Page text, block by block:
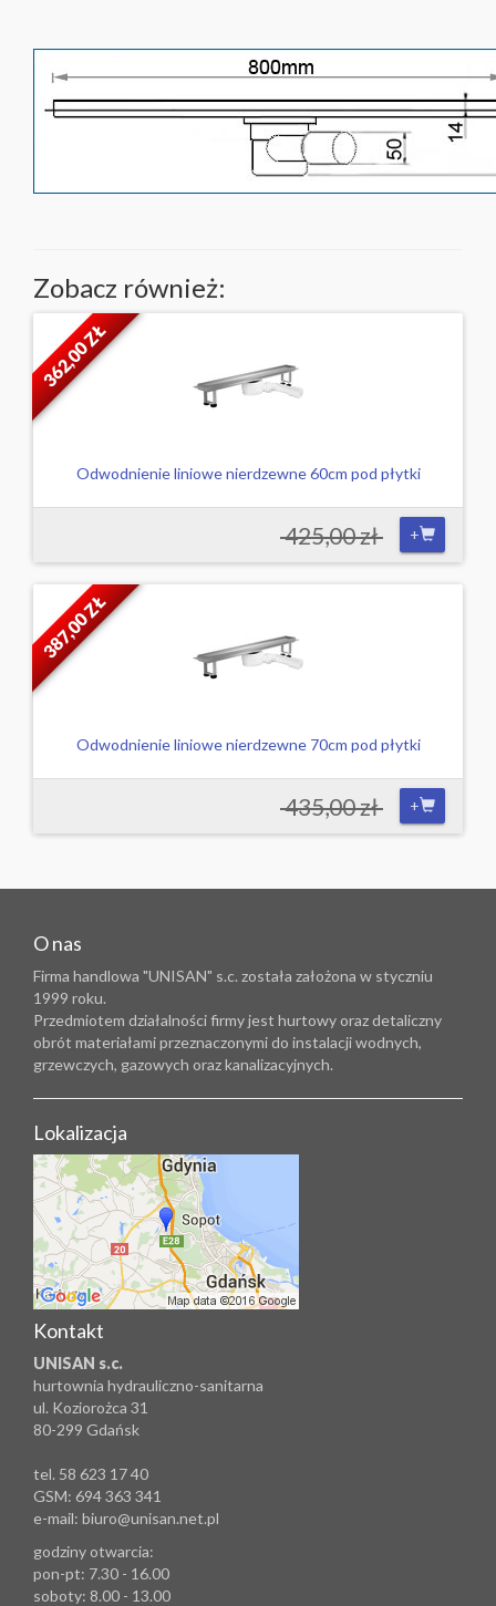
Zobacz również:
362,00 ZŁ
Odwodnienie liniowe nierdzewne 60cm pod płytki
425,00 zł +
387,00 ZŁ
Odwodnienie liniowe nierdzewne 70cm pod płytki
435,00 zł +
O nas
Firma handlowa "UNISAN" s.c. została założona w styczniu
1999 roku.
Przedmiotem działalności firmy jest hurtowy oraz detaliczny
obrót materiałami przeznaczonymi do instalacji wodnych,
grzewczych, gazowych oraz kanalizacyjnych.
Lokalizacja
Kontakt
UNISAN s.c.
hurtownia hydrauliczno-sanitarna
ul. Koziorożca 31
80-299 Gdańsk
tel. 58 623 17 40
GSM: 694 363 341
e-mail: biuro@unisan.net.pl
godziny otwarcia:
pon-pt: 7.30 - 16.00
soboty: 8.00 - 13.00